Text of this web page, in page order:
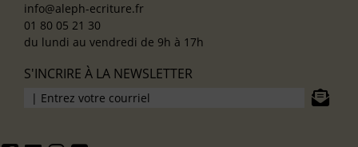
info@aleph-ecriture.fr
01 80 05 21 30
du lundi au vendredi de 9h à 17h
S'INCRIRE À LA NEWSLETTER